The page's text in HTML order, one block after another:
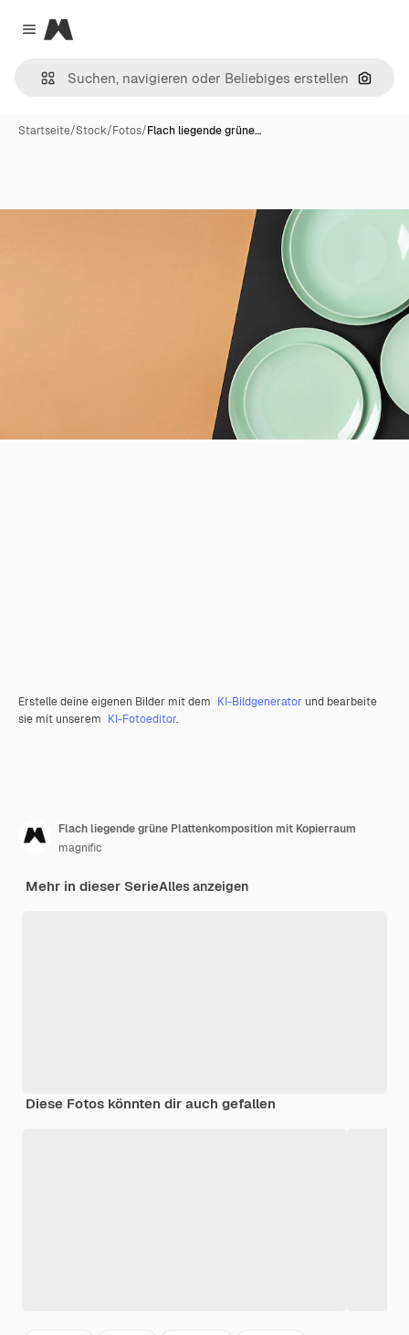
Close menu
Magnific
Nach
Startseite/Stock/Fotos/Flach liegende grüne…
Erstelle deine eigenen Bilder mit dem KI-Bildgenerator und bearbeite
sie mit unserem KI-Fotoeditor.
Flach liegende grüne Plattenkomposition mit Kopierraum
magnific
Mehr in dieser SerieAlles anzeigen
Diese Fotos könnten dir auch gefallen